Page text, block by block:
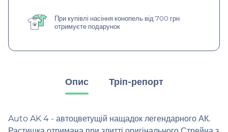
При купівлі насіння конопель від 700 грн.
отримуєте подарунок
Опис Тріп-репорт
Auto AK 4 - автоцветущій нащадок легендарного АК.